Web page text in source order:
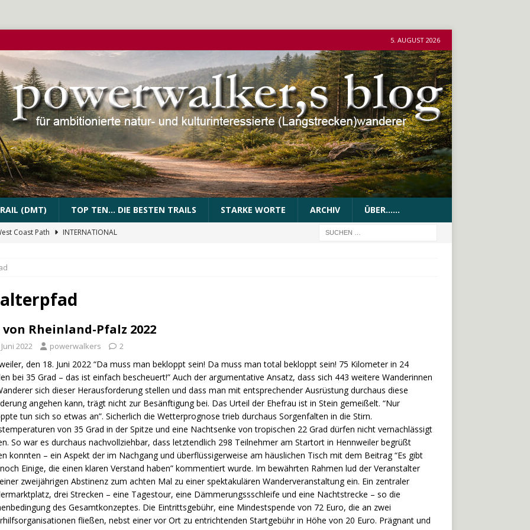
5. AUGUST 2026
(DMT) TOP TEN… DIE BESTEN TRAILS STARKE WORTE ARCHIV ÜBER……
Coast Path
INTERNATIONAL
Trail
QUALITÄTSWANDERWEGE
Drachenwege
von Rheinland-Pfalz 2022
2022 powerwalkers 2
den 18. Juni 2022 “Da muss man bekloppt sein! Da muss man total bekloppt sein! 75 Kilometer in 24
bei 35 Grad – das ist einfach bescheuert!” Auch der argumentative Ansatz, dass sich 443 weitere Wanderinnen
sich dieser Herausforderung stellen und dass man mit entsprechender Ausrüstung durchaus diese
angehen kann, trägt nicht zur Besänftigung bei. Das Urteil der Ehefrau ist in Stein gemeißelt. “Nur
tun sich so etwas an”. Sicherlich die Wetterprognose trieb durchaus Sorgenfalten in die Stirn.
von 35 Grad in der Spitze und eine Nachtsenke von tropischen 22 Grad dürfen nicht vernachlässigt
So war es durchaus nachvollziehbar, dass letztendlich 298 Teilnehmer am Startort in Hennweiler begrüßt
konnten – ein Aspekt der im Nachgang und überflüssigerweise am häuslichen Tisch mit dem Beitrag “Es gibt
Einige, die einen klaren Verstand haben” kommentiert wurde. Im bewährten Rahmen lud der Veranstalter
zweijährigen Abstinenz zum achten Mal zu einer spektakulären Wanderveranstaltung ein. Ein zentraler
drei Strecken – eine Tagestour, eine Dämmerungssschleife und eine Nachtstrecke – so die
des Gesamtkonzeptes. Die Eintrittsgebühr, eine Mindestspende von 72 Euro, die an zwei
fließen, nebst einer vor Ort zu entrichtenden Startgebühr in Höhe von 20 Euro. Prägnant und